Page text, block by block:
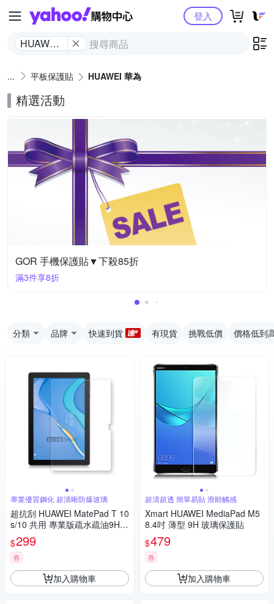
Yahoo購物中心
HUAWEI
登入
平板保護貼 HUAWEI 華為
精選活動
GOR 手機保護貼▼下殺85折
滿3件享8折
分類 品牌 快速到貨 有現貨 挑戰低價 價格低到
專業優質鋼化 超清晰防爆玻璃
超抗刮 HUAWEI MatePad T 10
s/10 共用 專業版疏水疏油9H鋼
化玻璃膜 平板玻璃貼
$299
券
加入購物車
超清超透 簡單易貼 滑順觸感
Xmart HUAWEI MediaPad M5
8.4吋 薄型 9H 玻璃保護貼
$479
券
加入購物車